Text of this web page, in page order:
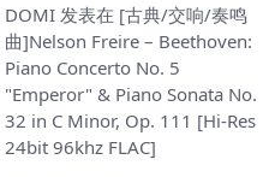
DOMI 发表在 [古典/交响/奏鸣
曲]Nelson Freire – Beethoven:
Piano Concerto No. 5
"Emperor" & Piano Sonata No.
32 in C Minor, Op. 111 [Hi-Res
24bit 96khz FLAC]